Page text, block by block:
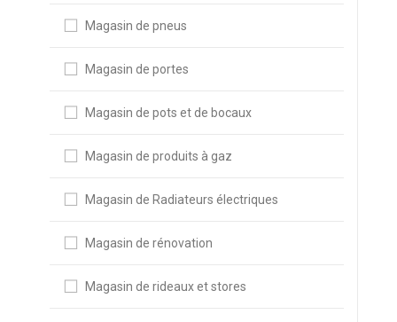
Magasin de pneus
Magasin de portes
Magasin de pots et de bocaux
Magasin de produits à gaz
Magasin de Radiateurs électriques
Magasin de rénovation
Magasin de rideaux et stores